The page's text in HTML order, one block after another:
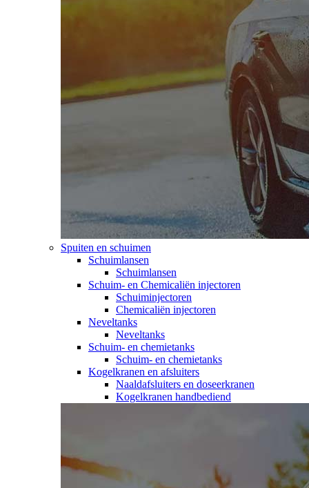
Spuiten en schuimen
Schuimlansen
Schuimlansen
Schuim- en Chemicaliën injectoren
Schuiminjectoren
Chemicaliën injectoren
Neveltanks
Neveltanks
Schuim- en chemietanks
Schuim- en chemietanks
Kogelkranen en afsluiters
Naaldafsluiters en doseerkranen
Kogelkranen handbediend